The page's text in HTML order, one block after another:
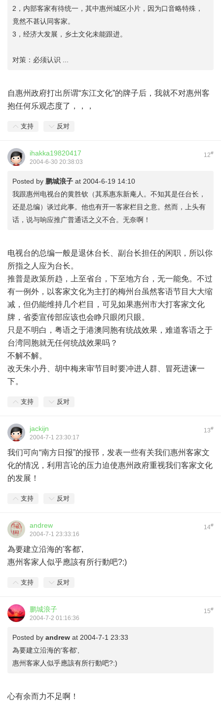
2，内部客家有待统一，其中惠州城区小片，因为口音略特殊，
竟然不甚认同客家。
3，经济大发展，乡土文化未能跟进。
对策：必须认识 ...
自惠州政府打出所谓“东江文化”的牌子后，我就不对惠州客
抱任何乐观态度了，，，
支持 反对
12#
ihakka19820417
2004-6-30 20:38:03
Posted by 鹏城浪子 at 2004-6-19 14:10
我跟惠州电视台的黄胜钦（其系惠东新庵人。不知其是任台长，
还是总编）谈过此事。他也有开一客家栏目之意。然而，上头有
话，说与响应推广普通话之义不合。无奈啊！
电视台的总编一般是退休台长、副台长担任的闲职，所以你
所指之人应为台长。
推普是政策所趋，上至省台，下至地方台，无一能免。不过
有一例外，以客家文化为主打的梅州台虽然客语节目大大缩
减，但仍能维持几个栏目，可见如果惠州市大打客家文化
牌，省委宣传部应该也会睁只眼闭只眼。
只是不明白，粤语之于港澳同胞有统战效果，难道客语之于
台湾同胞就无任何统战效果吗？
不解不解。
改天朱小丹、胡中梅来审节目时要冲进人群、冒死进谏一
下。
支持 反对
13#
jackijn
2004-7-1 23:30:17
我们可向“南方日报”的报邗，发表一些有关我们惠州客家文
化的情况，利用言论的压力迫使惠州政府重视我们客家文化
的发展！
支持 反对
14#
andrew
2004-7-1 23:33:16
為要建立沿海的'客都',
惠州客家人似乎應該有所行動吧?:)
支持 反对
15#
鹏城浪子
2004-7-2 01:16:36
Posted by andrew at 2004-7-1 23:33
為要建立沿海的'客都',
惠州客家人似乎應該有所行動吧?:)
心有余而力不足啊！